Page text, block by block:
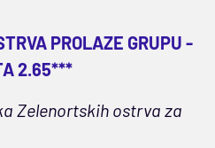
PROLAZE GRUPU -
2.65***
Zelenortskih ostrva za